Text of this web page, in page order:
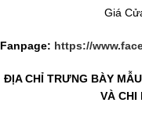
Giá
Fanpage: https://
ĐỊA CHỈ TRƯNG BÀY MẪU
VÀ CHI